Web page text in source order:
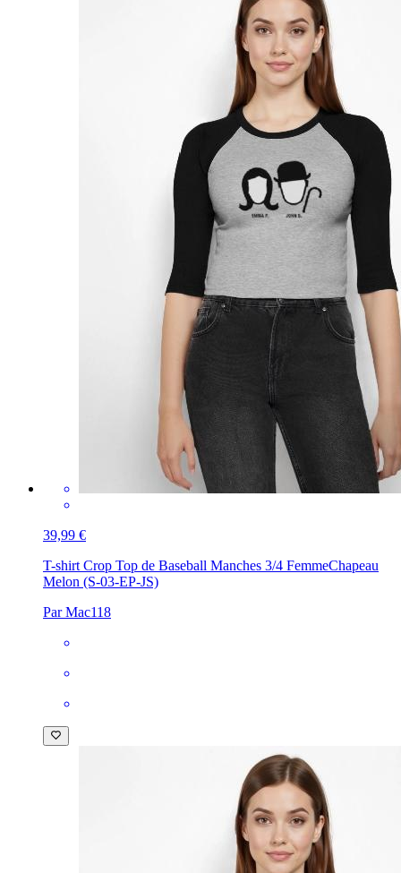
39,99 €
T-shirt Crop Top de Baseball Manches 3/4 FemmeChapeau
Melon (S-03-EP-JS)
Par Mac118